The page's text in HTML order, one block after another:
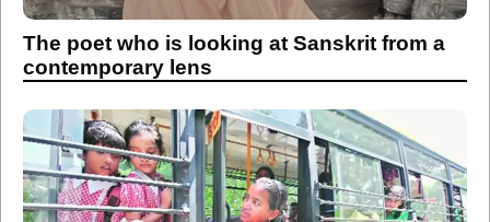
The poet who is looking at Sanskrit from a
contemporary lens